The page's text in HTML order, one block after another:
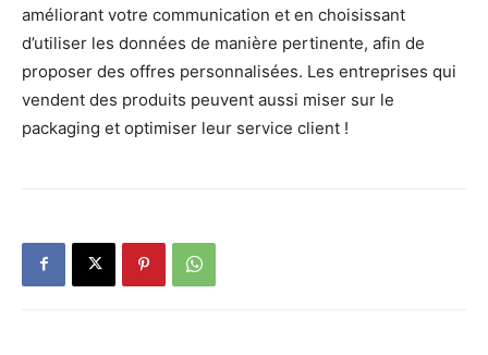
améliorant votre communication et en choisissant
d’utiliser les données de manière pertinente, afin de
proposer des offres personnalisées. Les entreprises qui
vendent des produits peuvent aussi miser sur le
packaging et optimiser leur service client !